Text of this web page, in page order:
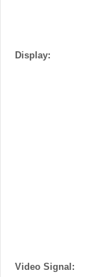
Display:
Video Signal: